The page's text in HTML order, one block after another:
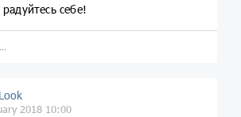
себе!
2018 10:00